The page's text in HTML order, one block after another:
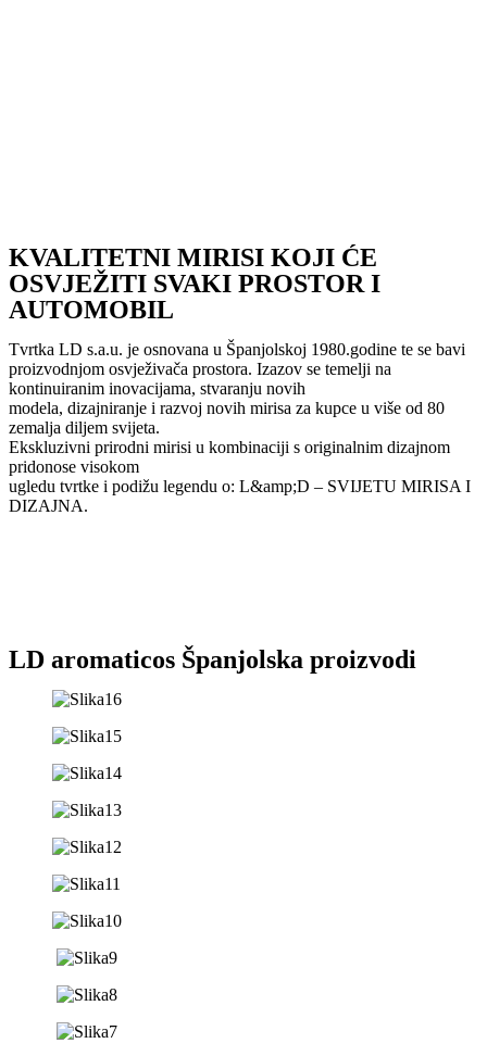
KVALITETNI MIRISI KOJI ĆE
OSVJEŽITI SVAKI PROSTOR I
AUTOMOBIL
Tvrtka LD s.a.u. je osnovana u Španjolskoj 1980.godine te se bavi
proizvodnjom osvježivača prostora. Izazov se temelji na
kontinuiranim inovacijama, stvaranju novih
modela, dizajniranje i razvoj novih mirisa za kupce u više od 80
zemalja diljem svijeta.
Ekskluzivni prirodni mirisi u kombinaciji s originalnim dizajnom
pridonose visokom
ugledu tvrtke i podižu legendu o: L&amp;D – SVIJETU MIRISA I
DIZAJNA.
LD aromaticos Španjolska proizvodi